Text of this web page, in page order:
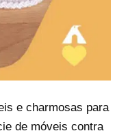
e charmosas para
de móveis contra